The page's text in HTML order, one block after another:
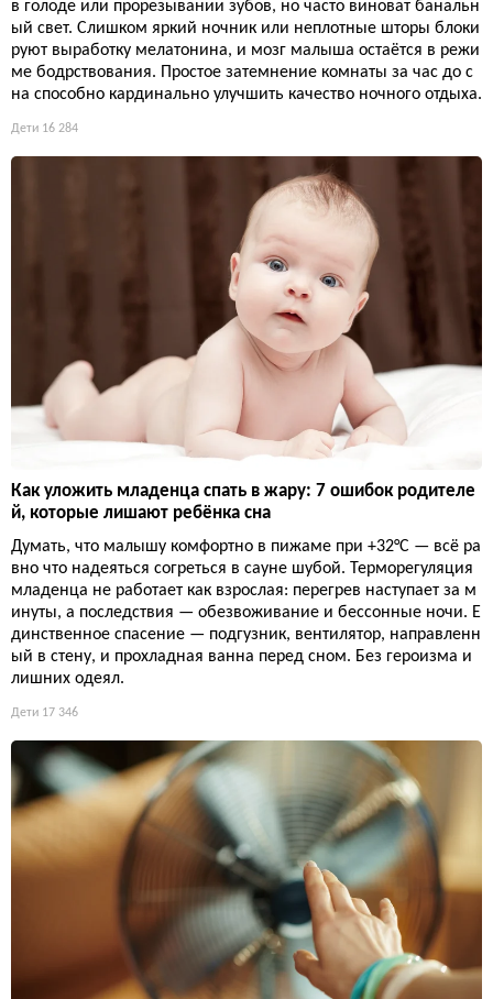
в голоде или прорезывании зубов, но часто виноват банальн
ый свет. Слишком яркий ночник или неплотные шторы блоки
руют выработку мелатонина, и мозг малыша остаётся в режи
ме бодрствования. Простое затемнение комнаты за час до с
на способно кардинально улучшить качество ночного отдыха.
Дети 16 284
Как уложить младенца спать в жару: 7 ошибок родителе
й, которые лишают ребёнка сна
Думать, что малышу комфортно в пижаме при +32°C — всё ра
вно что надеяться согреться в сауне шубой. Терморегуляция
младенца не работает как взрослая: перегрев наступает за м
инуты, а последствия — обезвоживание и бессонные ночи. Е
динственное спасение — подгузник, вентилятор, направленн
ый в стену, и прохладная ванна перед сном. Без героизма и
лишних одеял.
Дети 17 346